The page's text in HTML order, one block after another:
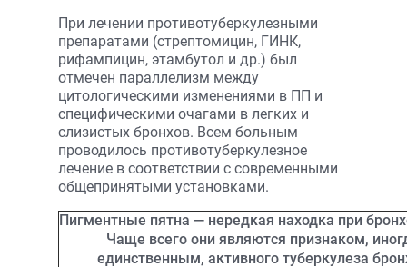
При лечении противотуберкулезными
препаратами (стрептомицин, ГИНК,
рифампицин, этамбутол и др.) был
отмечен параллелизм между
цитологическими изменениями в ПП и
специфическими очагами в легких и
слизистых бронхов. Всем больным
проводилось противотуберкулезное
лечение в соответствии с современными
общепринятыми установками.
Пигментные пятна — нередкая находка при
Чаще всего они являются признаком,
единственным, активного туберкулеза